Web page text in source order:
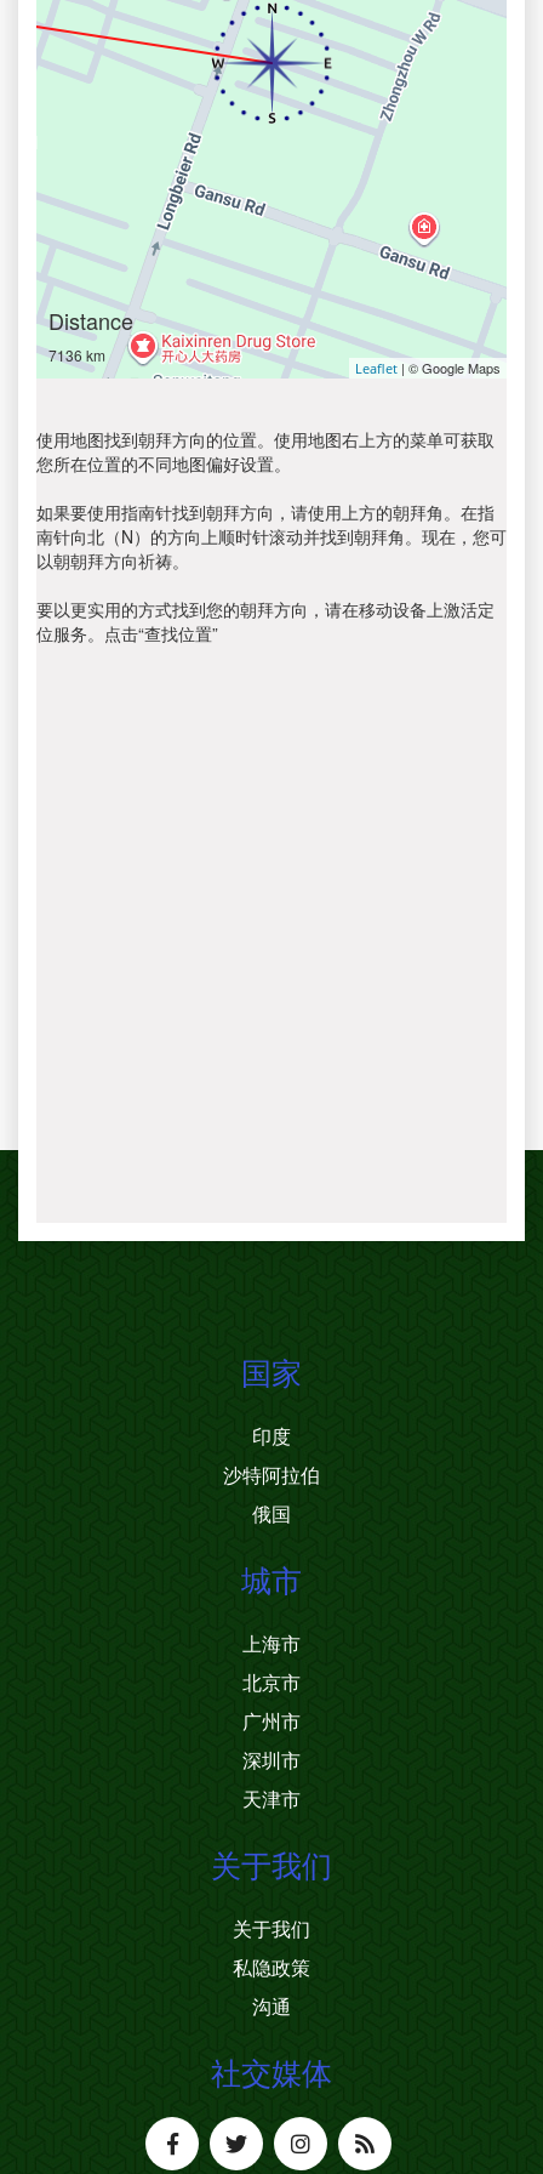
Distance
7136 km
Leaflet | © Google Maps
使用地图找到朝拜方向的位置。使用地图右上方的菜单可获取
您所在位置的不同地图偏好设置。
如果要使用指南针找到朝拜方向，请使用上方的朝拜角。在指
南针向北（N）的方向上顺时针滚动并找到朝拜角。现在，您可
以朝朝拜方向祈祷。
要以更实用的方式找到您的朝拜方向，请在移动设备上激活定
位服务。点击“查找位置”
国家
印度
沙特阿拉伯
俄国
城市
上海市
北京市
广州市
深圳市
天津市
关于我们
关于我们
私隐政策
沟通
社交媒体